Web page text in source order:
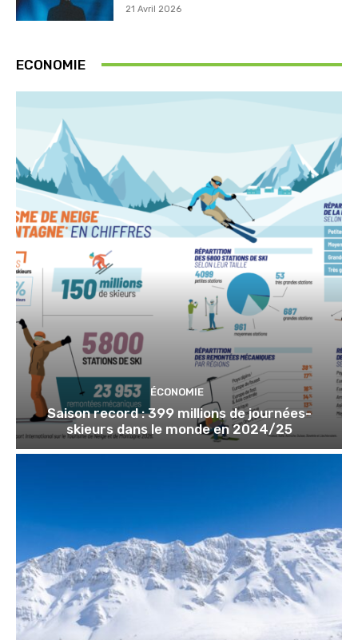
21 Avril 2026
ECONOMIE
ÉCONOMIE
Saison record : 399 millions de journées-
skieurs dans le monde en 2024/25